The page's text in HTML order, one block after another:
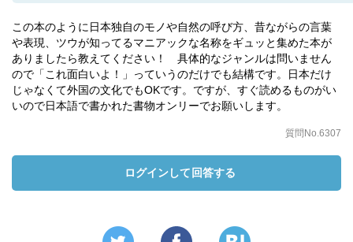
この本のように日本独自のモノや自然の呼び方、昔ながらの言葉
や表現、ツウが知ってるマニアックな名称をギュッと集めた本が
ありましたら教えてください！ 具体的なジャンルは問いません
ので「これ面白いよ！」っていうのだけでも結構です。日本だけ
じゃなくて外国の文化でもOKです。ですが、すぐ読めるものがい
いので日本語で書かれた書物オンリーでお願いします。
質問No.6307
ログインして回答する